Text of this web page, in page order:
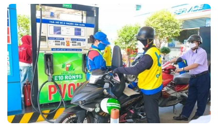
Theo
thời đẩy mạnh phân quyền, đơn giản hóa thủ tục
hành chính.